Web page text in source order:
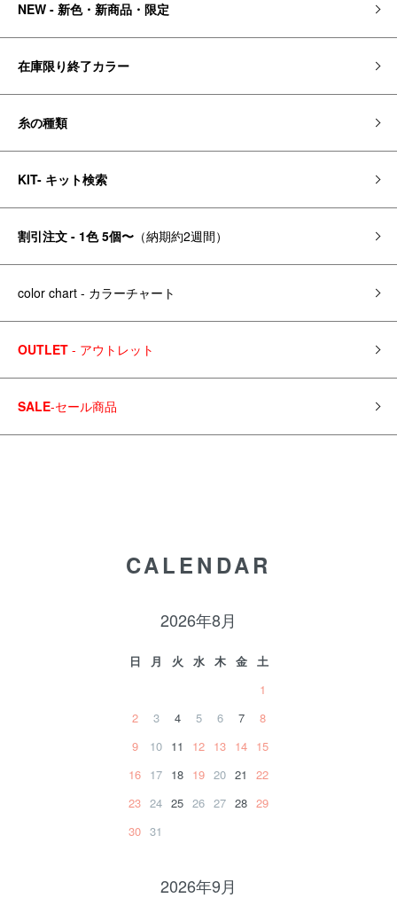
NEW - 新色・新商品・限定
在庫限り終了カラー
糸の種類
KIT- キット検索
割引注文 - 1色 5個〜 （納期約2週間）
color chart - カラーチャート
OUTLET - アウトレット
SALE-セール商品
CALENDAR
2026年8月
日 月 火 水 木 金
土
1
2
3 4 5 6 7
8
9
10 11 12 13 14 15
16 17 18 19 20 21
22
23 24 25 26 27 28 29
30 31
2026年9月